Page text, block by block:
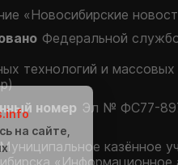
«Новосибирские
Федеральной
технологий и
номер Эл № ФС77-
Муниципальное казённое
на сайте,